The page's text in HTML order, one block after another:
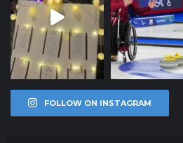
FOLLOW ON INSTAGRAM